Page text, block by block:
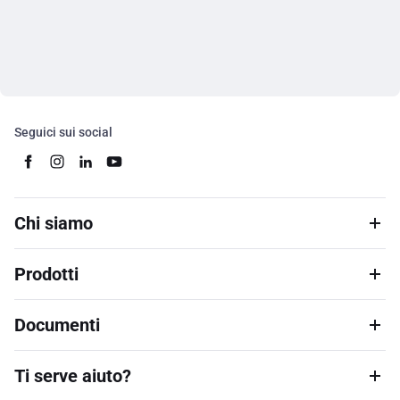
Seguici sui social
Chi siamo
Prodotti
Documenti
Ti serve aiuto?